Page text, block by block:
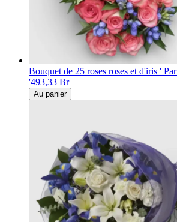
Bouquet de 25 roses roses et d'iris '
'493,33 Br
Au panier